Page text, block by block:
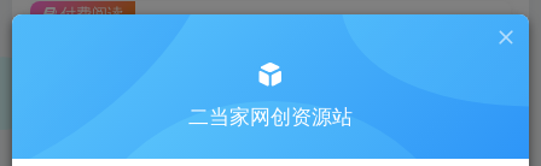
此内容为付费阅读，请付费后查看
9.9
付费阅读
二当家网创资源站